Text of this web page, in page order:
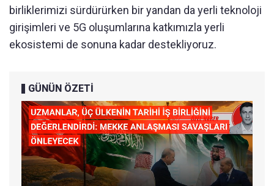
birliklerimizi sürdürürken bir yandan da yerli teknoloji
girişimleri ve 5G oluşumlarına katkımızla yerli
ekosistemi de sonuna kadar destekliyoruz.
GÜNÜN ÖZETİ